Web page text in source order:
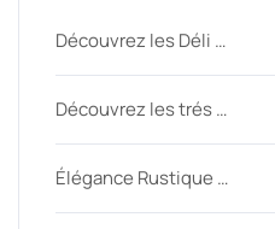
Découvrez les Déli …
Découvrez les trés …
Élégance Rustique …